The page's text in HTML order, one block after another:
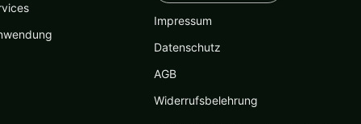
Impressum
Datenschutz
AGB
Widerrufsbelehrung